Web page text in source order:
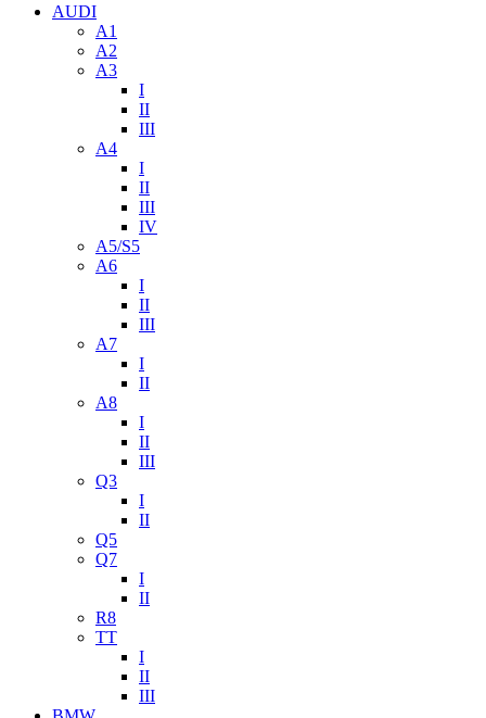
AUDI
A1
A2
A3
I
II
III
A4
I
II
III
IV
A5/S5
A6
I
II
III
A7
I
II
A8
I
II
III
Q3
I
II
Q5
Q7
I
II
R8
TT
I
II
III